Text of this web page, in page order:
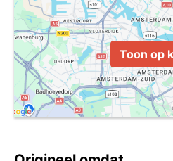
Toon op